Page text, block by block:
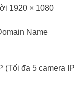
1920 × 1080
Name
(Tối đa 5 camera IP